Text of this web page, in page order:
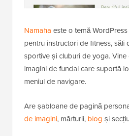
Namaha este o temă
pentru instructori de fitness, săli
sportive și cluburi de yoga.
imagini de fundal care suportă
meniul de navigare.
Are șabloane de pagină
de imagini, mărturii, blog și